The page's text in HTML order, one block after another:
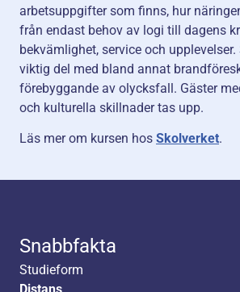
arbetsuppgifter som finns, hur
från endast behov av logi till dagens
bekvämlighet, service och upplevelser.
viktig del med bland annat
förebyggande av olycksfall. Gäster
och kulturella skillnader tas upp.
Läs mer om kursen hos Skolverket.
Snabbfakta
Studieform